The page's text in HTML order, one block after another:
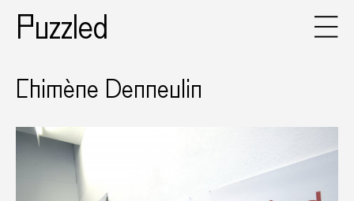
Puzzled
Chimène Denneulin